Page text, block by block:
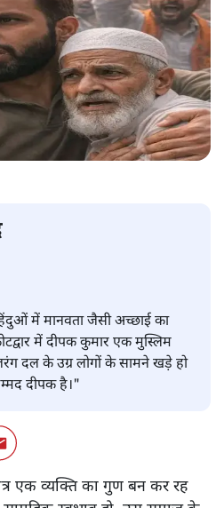
में मानवता जैसी अच्छाई का
में दीपक कुमार एक मुस्लिम
दल के उग्र लोगों के सामने खड़े हो
दीपक है।"
एक व्यक्ति का गुण बन कर रह